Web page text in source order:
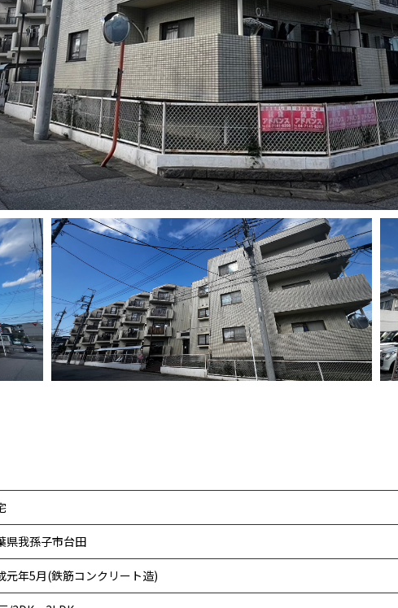
県我孫子市台田
元年5月(鉄筋コンクリート造)